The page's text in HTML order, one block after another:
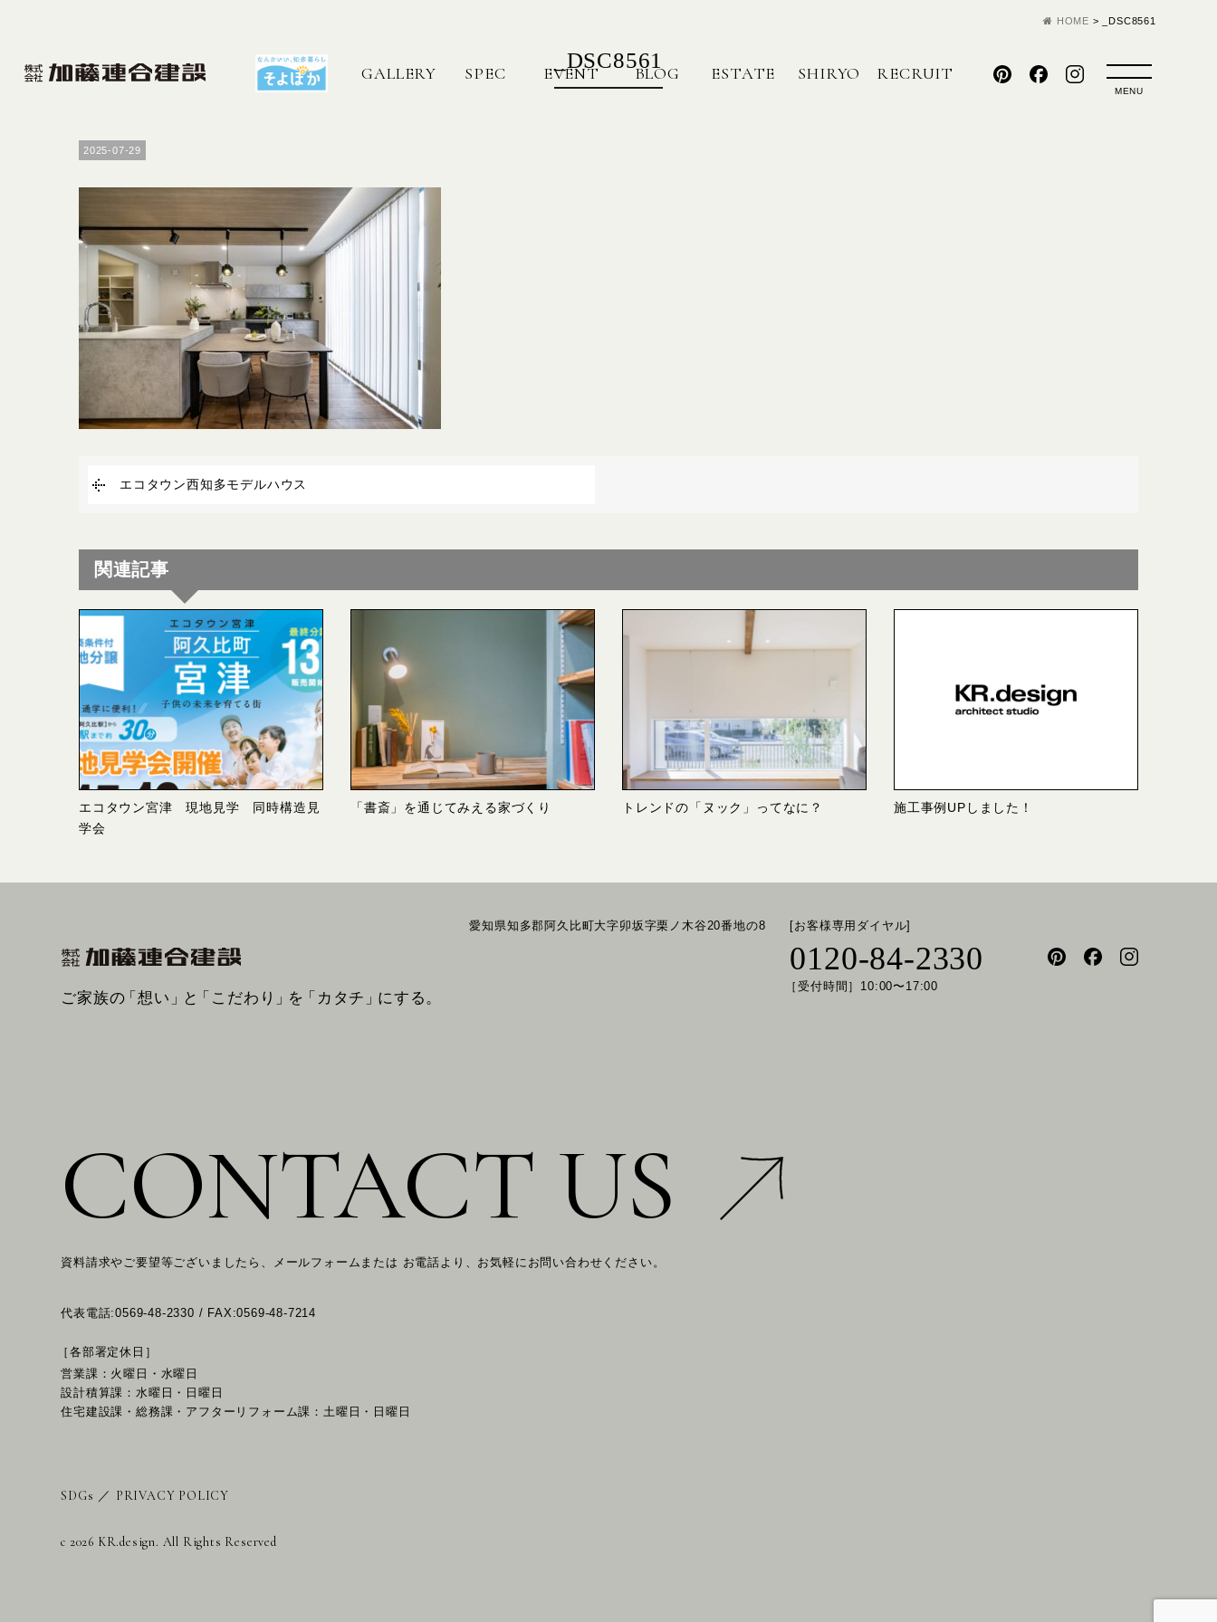
GALLERY SPEC EVENT BLOG ESTATE SHIRYO RECRUIT
HOME > _DSC8561
_DSC8561
2025-07-29
エコタウン西知多モデルハウス
関連記事
エコタウン宮津 現地見学 同時構造見
学会
「書斎」を通じてみえる家づくり トレンドの「ヌック」ってなに？ 施工事例UPしました！
愛知県知多郡阿久比町大字卯坂字栗ノ木谷20番地の8 [お客様専用ダイヤル]
0120-84-2330
［受付時間］10:00〜17:00
ご家族の「想い」と「こだわり」を「カタチ」にする。
CONTACT US
資料請求やご要望等ございましたら、メールフォームまたは お電話より、お気軽にお問い合わせください。
代表電話:0569-48-2330 / FAX:0569-48-7214
［各部署定休日］
営業課：火曜日・水曜日
設計積算課：水曜日・日曜日
住宅建設課・総務課・アフターリフォーム課：土曜日・日曜日
SDGs ／ PRIVACY POLICY
c 2026 KR.design. All Rights Reserved